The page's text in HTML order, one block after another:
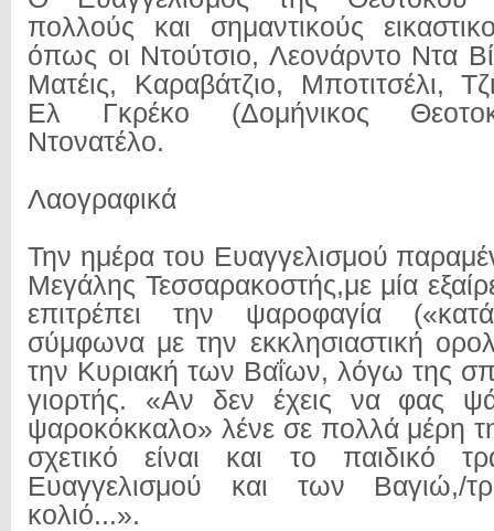
πολλούς και σημαντικούς
όπως οι Ντούτσιο, Λεονάρντο Ντα
Ματέις, Καραβάτζιο, Μποτιτσέλι,
Ελ Γκρέκο (Δομήνικος
Ντονατέλο.
Λαογραφικά
Την ημέρα του Ευαγγελισμού
Μεγάλης Τεσσαρακοστής,με μία
επιτρέπει την ψαροφαγία
σύμφωνα με την εκκλησιαστική
την Κυριακή των Βαΐων, λόγω της
γιορτής. «Αν δεν έχεις να φας
ψαροκόκκαλο» λένε σε πολλά μέρη
σχετικό είναι και το παιδικό
Ευαγγελισμού και των Βαγιώ,/
κολιό...».